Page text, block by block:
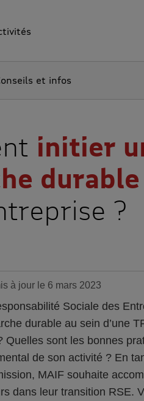
et infos
initier
durable
?
à jour le 6 mars 2023
Sociale des
durable au sein d’une
Quelles sont les bonnes
de son activité ? En
MAIF souhaite
dans leur transition RSE.